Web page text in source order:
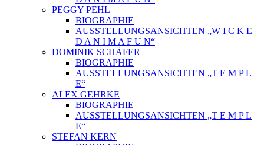
PEGGY PEHL
BIOGRAPHIE
AUSSTELLUNGSANSICHTEN „W I C K E
D A N I M A F U N“
DOMINIK SCHÄFER
BIOGRAPHIE
AUSSTELLUNGSANSICHTEN „T E M P L
E“
ALEX GEHRKE
BIOGRAPHIE
AUSSTELLUNGSANSICHTEN „T E M P L
E“
STEFAN KERN